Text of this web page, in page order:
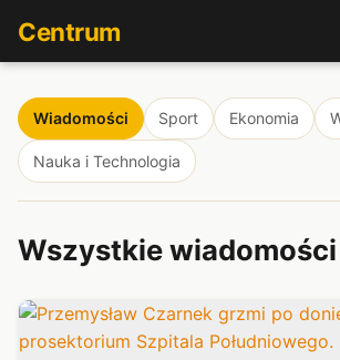
Centrum
Wiadomości Sport Ekonomia
Nauka i Technologia
Wszystkie wiadomości